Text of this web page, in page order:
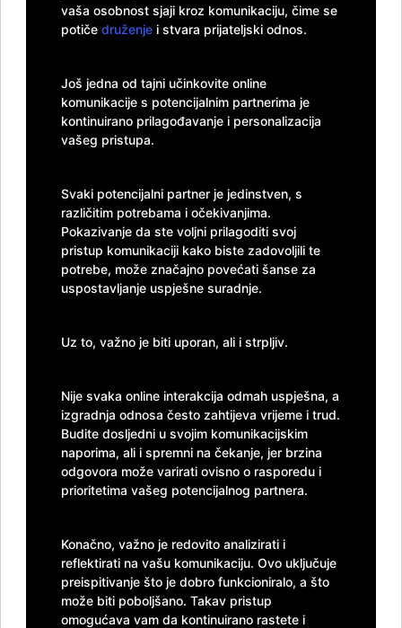
vaša osobnost sjaji kroz komunikaciju, čime se
potiče druženje i stvara prijateljski odnos.
Još jedna od tajni učinkovite online
komunikacije s potencijalnim partnerima je
kontinuirano prilagođavanje i personalizacija
vašeg pristupa.
Svaki potencijalni partner je jedinstven, s
različitim potrebama i očekivanjima.
Pokazivanje da ste voljni prilagoditi svoj
pristup komunikaciji kako biste zadovoljili te
potrebe, može značajno povećati šanse za
uspostavljanje uspješne suradnje.
Uz to, važno je biti uporan, ali i strpljiv.
Nije svaka online interakcija odmah uspješna, a
izgradnja odnosa često zahtijeva vrijeme i trud.
Budite dosljedni u svojim komunikacijskim
naporima, ali i spremni na čekanje, jer brzina
odgovora može varirati ovisno o rasporedu i
prioritetima vašeg potencijalnog partnera.
Konačno, važno je redovito analizirati i
reflektirati na vašu komunikaciju. Ovo uključuje
preispitivanje što je dobro funkcioniralo, a što
može biti poboljšano. Takav pristup
omogućava vam da kontinuirano rastete i